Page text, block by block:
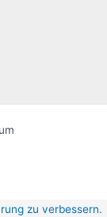
zu verbessern.